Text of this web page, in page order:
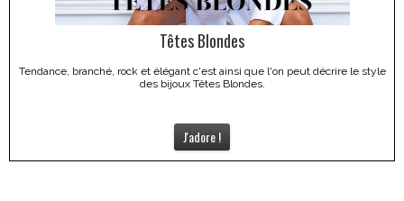
Têtes Blondes
Tendance, branché, rock et élégant c'est ainsi que l'on peut décrire le style
des bijoux Têtes Blondes.
J'adore !